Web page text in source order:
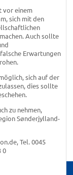
vor einem
sich mit den
Auch sollte
Erwartungen
sich auf der
dies sollte
zu nehmen,
Sønderjylland-
Tel. 0045
0